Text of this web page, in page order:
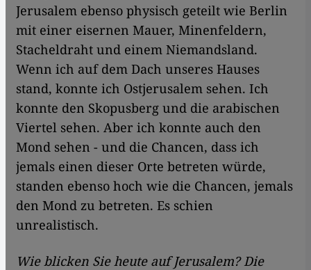
Jerusalem ebenso physisch geteilt wie Berlin
mit einer eisernen Mauer, Minenfeldern,
Stacheldraht und einem Niemandsland.
Wenn ich auf dem Dach unseres Hauses
stand, konnte ich Ostjerusalem sehen. Ich
konnte den Skopusberg und die arabischen
Viertel sehen. Aber ich konnte auch den
Mond sehen - und die Chancen, dass ich
jemals einen dieser Orte betreten würde,
standen ebenso hoch wie die Chancen, jemals
den Mond zu betreten. Es schien
unrealistisch.
Wie blicken Sie heute auf Jerusalem? Die